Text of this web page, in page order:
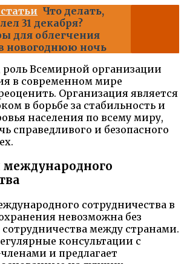
Что делать,
31 декабря?
для облегчения
новогоднюю ночь
Всемирной организации
в современном мире
Организация является
в борьбе за стабильность и
населения по всему миру,
справедливого и безопасного
международного
сотрудничества в
невозможна без
между странами.
консультации с
и предлагает